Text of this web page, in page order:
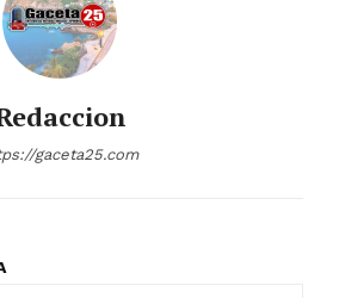
gaceta25.com